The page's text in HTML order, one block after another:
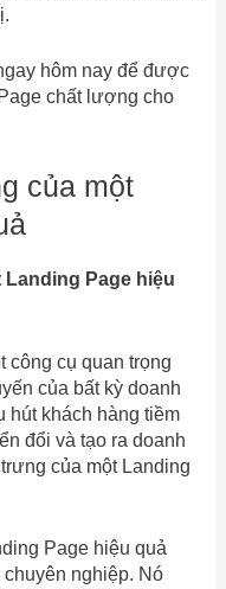
hôm nay để được
chất lượng cho
của một
Page hiệu
công cụ quan trọng
của bất kỳ doanh
hút khách hàng tiềm
đổi và tạo ra doanh
của một Landing
Page hiệu quả
nghiệp. Nó